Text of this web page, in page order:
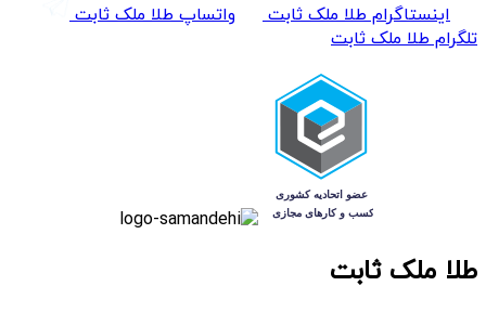
اینستاگرام طلا ملک ثابت
واتساپ طلا ملک ثابت
تلگرام طلا ملک ثابت
طلا ملک ثابت